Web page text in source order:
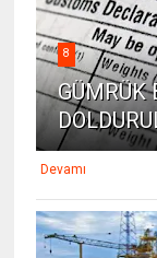
8
GÜMRÜK
Devamı